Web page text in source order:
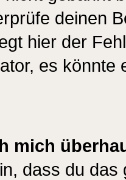
deinen
hier der
es könnte
mich
dass du